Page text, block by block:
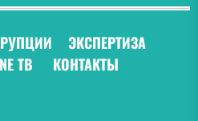
ЭКСПЕРТИЗА
ТВ КОНТАКТЫ